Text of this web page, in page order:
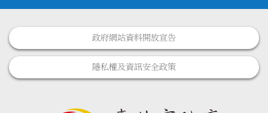
政府網站資料開放宣告
隱私權及資訊安全政策